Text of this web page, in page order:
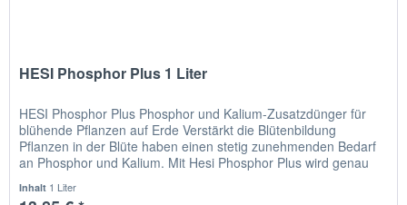
HESI Phosphor Plus 1 Liter
HESI Phosphor Plus Phosphor und Kalium-Zusatzdünger für
blühende Pflanzen auf Erde Verstärkt die Blütenbildung
Pflanzen in der Blüte haben einen stetig zunehmenden Bedarf
an Phosphor und Kalium. Mit Hesi Phosphor Plus wird genau
Inhalt 1 Liter